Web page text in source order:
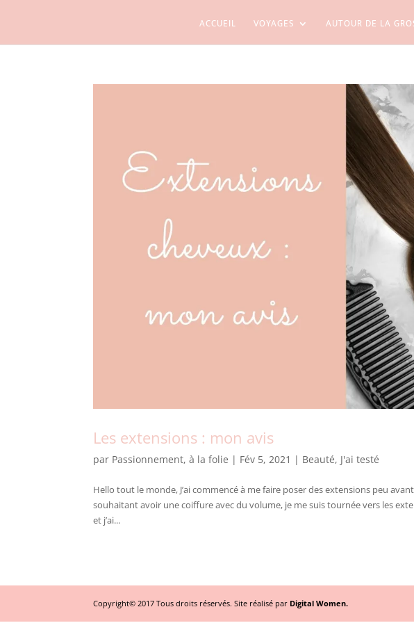
ACCUEIL VOYAGES AUTOUR DE LA
Les extensions : mon avis
par Passionnement, à la folie | Fév 5, 2021 | Beauté, J'ai testé
Hello tout le monde, J’ai commencé à me faire poser des extensions peu
souhaitant avoir une coiffure avec du volume, je me suis tournée vers les
et j’ai...
Copyright© 2017 Tous droits réservés. Site réalisé par Digital Women.